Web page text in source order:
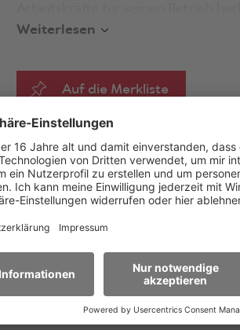
Weiterlesen
Auf die Merkliste